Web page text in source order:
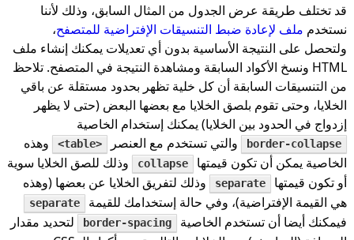
قد تختلف طريقة عرض الجدول من المثال السابق، وذلك لأننا
نستخدم ملف لإعادة ضبط التنسيقات الإفتراضية للمتصفح،
ولتحصل على النتيجة الأساسية بدون أي تعديلات يمكنك إنشاء ملف
HTML ونسخ الأكواد السابقة ومشاهدة النتيجة في المتصفح. تلاحظ
من التنسيقات السابقة أن كل خلية تظهر بحدود مستقلة عن باقي
الخلايا، وحتى تقوم بلصق الخلايا مع بعضها البعض (حتى لا يظهر
إزدواج في الحدود بين الخلايا) يمكنك إستخدام الخاصية
border-collapse والتي تستخدم مع العنصر <table>
وهذه
الخاصية يمكن أن تكون قيمتها
collapse
وذلك للصق الخلايا سوية
أو تكون قيمتها
separate
وذلك لتفريق الخلايا عن بعضها (وهذه
هي القيمة الإفتراضية)، وفي حالة إستخدامك للقيمة
separate
فيمكنك أيضا أن تستخدم الخاصية border-spacing
لتحديد مقدار